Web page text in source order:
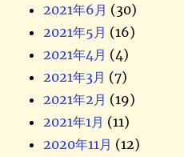
2021年6月 (30)
2021年5月 (16)
2021年4月 (4)
2021年3月 (7)
2021年2月 (19)
2021年1月 (11)
2020年11月 (12)